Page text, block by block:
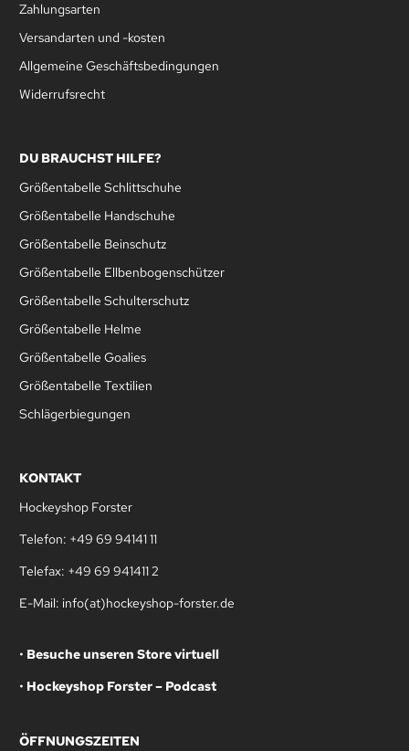
Zahlungsarten
Versandarten und -kosten
Allgemeine Geschäftsbedingungen
Widerrufsrecht
DU BRAUCHST HILFE?
Größentabelle Schlittschuhe
Größentabelle Handschuhe
Größentabelle Beinschutz
Größentabelle Ellbenbogenschützer
Größentabelle Schulterschutz
Größentabelle Helme
Größentabelle Goalies
Größentabelle Textilien
Schlägerbiegungen
KONTAKT
Hockeyshop Forster
Telefon: +49 69 94141 11
Telefax: +49 69 941411 2
E-Mail: info(at)hockeyshop-forster.de
• Besuche unseren Store virtuell
• Hockeyshop Forster – Podcast
ÖFFNUNGSZEITEN